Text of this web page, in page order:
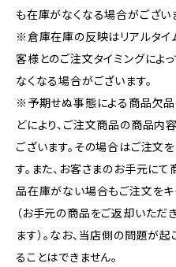
も在庫がなくなる場合がござい
※倉庫在庫の反映はリアルタイ
客様とのご注文タイミングによ
なくなる場合がございます。
※予期せぬ事態による商品欠品
どにより、ご注文商品の商品内
ございます。その場合はご注文
す。また、お客さまのお手元に
品在庫がない場合もご注文をキ
（お手元の商品をご返却いただ
ます）。なお、当店側の問題が
ることはできません。